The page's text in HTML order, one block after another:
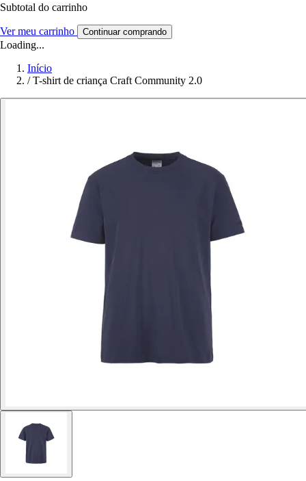
Subtotal do carrinho
Ver meu carrinho Continuar comprando
Loading...
Início
/ T-shirt de criança Craft Community 2.0